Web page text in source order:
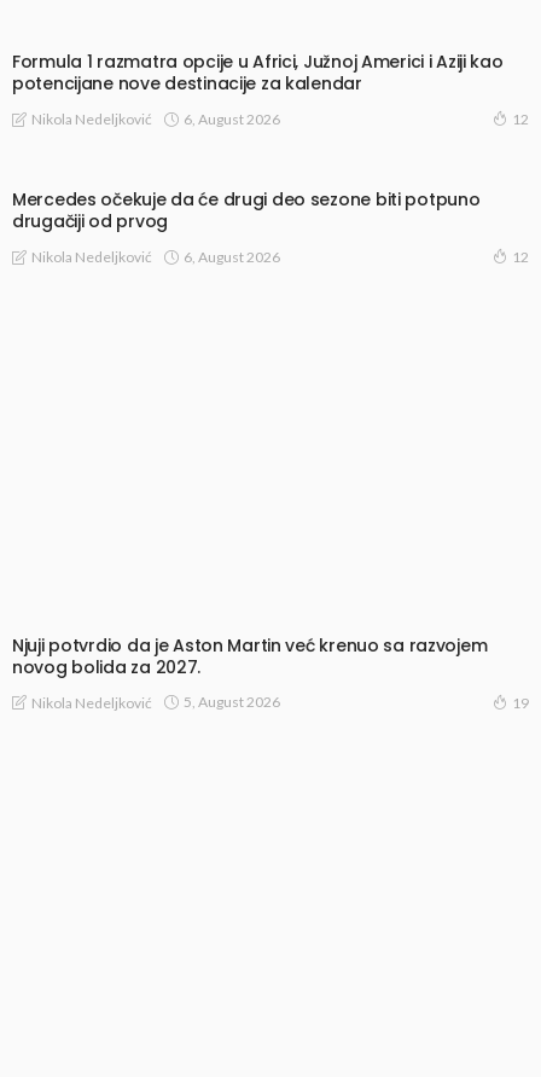
Formula 1 razmatra opcije u Africi, Južnoj Americi i Aziji kao
potencijane nove destinacije za kalendar
Nikola Nedeljković 6, August 2026 12
Mercedes očekuje da će drugi deo sezone biti potpuno
drugačiji od prvog
Nikola Nedeljković 6, August 2026 12
Njuji potvrdio da je Aston Martin već krenuo sa razvojem
novog bolida za 2027.
Nikola Nedeljković 5, August 2026 19